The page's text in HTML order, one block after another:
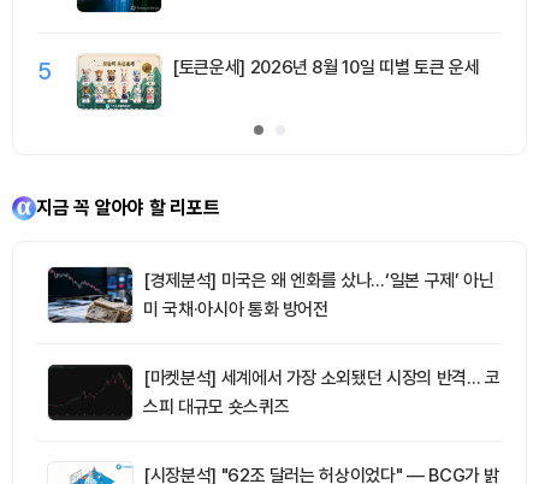
5 [토큰운세] 2026년 8월 10일 띠별 토큰 운세
지금 꼭 알아야 할 리포트
[경제분석] 미국은 왜 엔화를 샀나…‘일본 구제’ 아닌
미 국채·아시아 통화 방어전
[마켓분석] 세계에서 가장 소외됐던 시장의 반격… 코
스피 대규모 숏스퀴즈
[시장분석] "62조 달러는 허상이었다" — BCG가 밝